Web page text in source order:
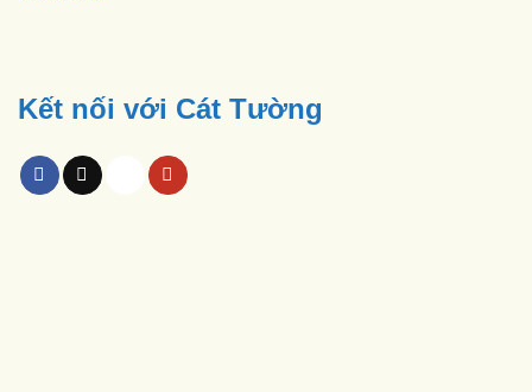
Kết nối với Cát Tường